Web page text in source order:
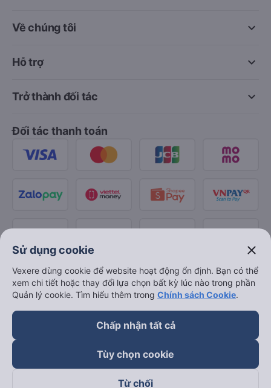
keyboard_arrow_down
Về chúng tôi
keyboard_arrow_down
Hỗ trợ
keyboard_arrow_down
Trở thành đối tác
Đối tác thanh toán
Sử dụng cookie close
Vexere dùng cookie để website hoạt động ổn định. Bạn có thể
xem chi tiết hoặc thay đổi lựa chọn bất kỳ lúc nào trong phần
Quản lý cookie. Tìm hiểu thêm trong Chính sách Cookie.
Chấp nhận tất cả
Tùy chọn cookie
Từ chối